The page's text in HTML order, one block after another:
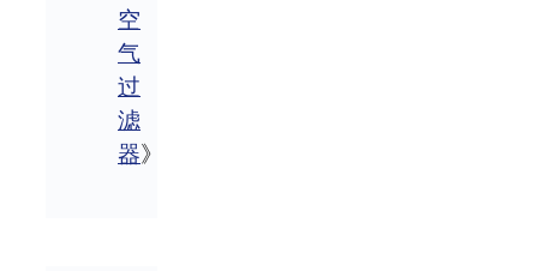
空
气
过
滤
器》